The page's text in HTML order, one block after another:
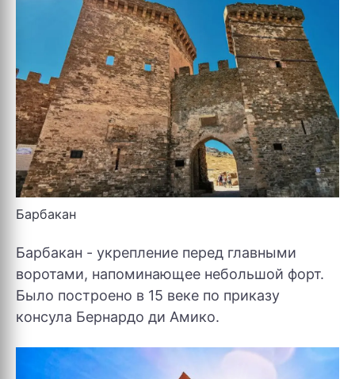
Барбакан
Барбакан - укрепление перед главными
воротами, напоминающее небольшой форт.
Было построено в 15 веке по приказу
консула Бернардо ди Амико.